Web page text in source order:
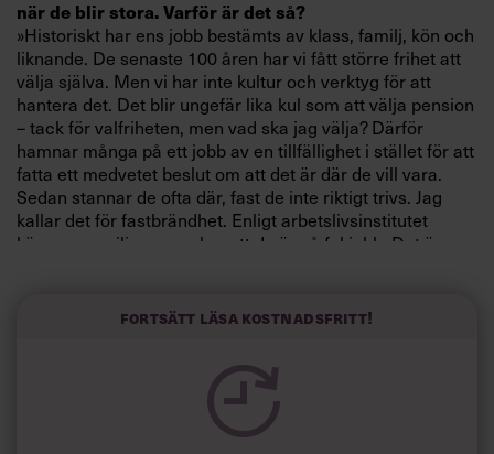
Sök
efter:
när de blir stora. Varför är det så?
»Historiskt har ens jobb bestämts av klass, familj, kön och
liknande. De senaste 100 åren har vi fått större frihet att
välja själva. Men vi har inte kultur och verktyg för att
hantera det. Det blir ungefär lika kul som att välja pension
– tack för valfriheten, men vad ska jag välja? Därför
hamnar många på ett jobb av en tillfällighet i stället för att
fatta ett medvetet beslut om att det är där de vill vara.
Sedan stannar de ofta där, fast de inte riktigt trivs. Jag
kallar det för fastbrändhet. Enligt arbetslivsinstitutet
känner en miljon svenskar att de är på fel jobb. Det är
»Tänk dig att du ska sälja en produkt på en marknad. Då
måste du veta något om produkten och om var relevanta
köpare kan finnas. Så kan du se på dig själv.«
Fortsätt läsa kostnadsfritt!